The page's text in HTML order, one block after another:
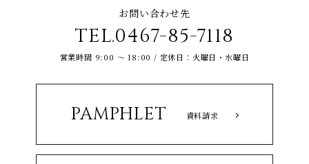
お問い合わせ先
TEL.0467-85-7118
営業時間 9:00 ～ 18:00 / 定休日：火曜日・水曜日
PAMPHLET 資料請求